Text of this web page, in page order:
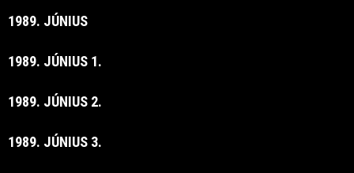
1989. JÚNIUS
1989. JÚNIUS 1.
1989. JÚNIUS 2.
1989. JÚNIUS 3.